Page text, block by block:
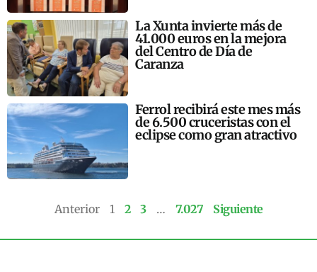
La Xunta invierte más de
41.000 euros en la mejora
del Centro de Día de
Caranza
Ferrol recibirá este mes más
de 6.500 cruceristas con el
eclipse como gran atractivo
Anterior 1 2 3 … 7.027 Siguiente